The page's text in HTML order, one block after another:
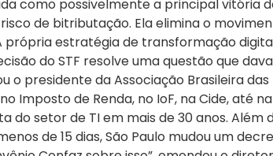
como possivelmente a principal vitória
de bitributação. Ela elimina o
própria estratégia de transformação
do STF resolve uma questão que
o presidente da Associação Brasileira das
Imposto de Renda, no IoF, na Cide, até
do setor de TI em mais de 30 anos.
de 15 dias, São Paulo mudou um